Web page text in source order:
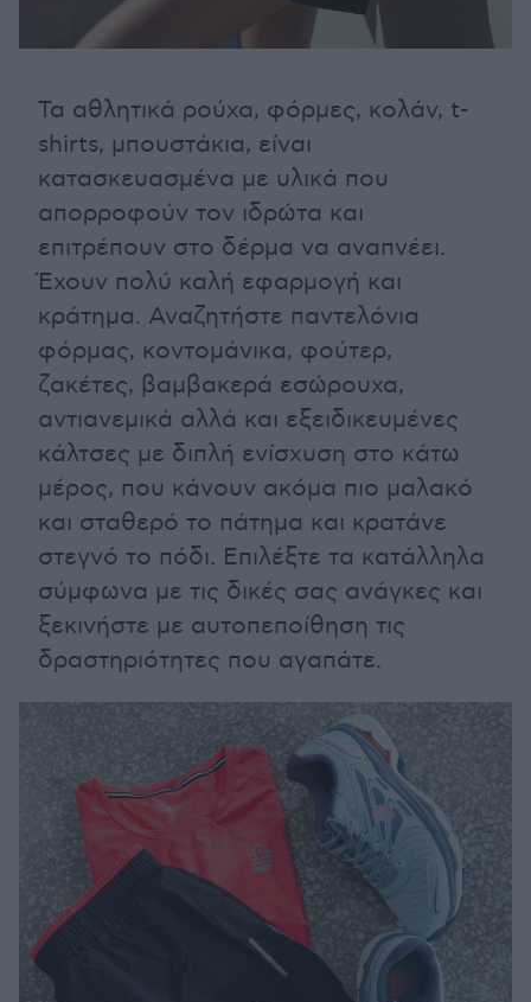
Τα αθλητικά ρούχα, φόρμες, κολάν, t-
shirts, μπουστάκια, είναι
κατασκευασμένα με υλικά που
απορροφούν τον ιδρώτα και
επιτρέπουν στο δέρμα να αναπνέει.
Έχουν πολύ καλή εφαρμογή και
κράτημα. Αναζητήστε παντελόνια
φόρμας, κοντομάνικα, φούτερ,
ζακέτες, βαμβακερά εσώρουχα,
αντιανεμικά αλλά και εξειδικευμένες
κάλτσες με διπλή ενίσχυση στο κάτω
μέρος, που κάνουν ακόμα πιο μαλακό
και σταθερό το πάτημα και κρατάνε
στεγνό το πόδι. Επιλέξτε τα κατάλληλα
σύμφωνα με τις δικές σας ανάγκες και
ξεκινήστε με αυτοπεποίθηση τις
δραστηριότητες που αγαπάτε.